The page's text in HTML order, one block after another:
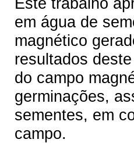
em água de
magnético
resultados
do campo
germinações,
sementes, em
campo.